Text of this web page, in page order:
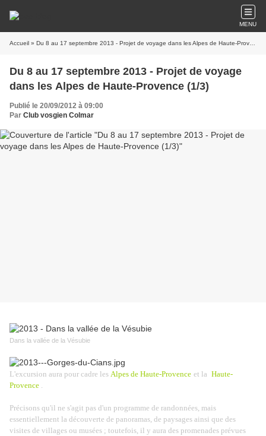
MENU
Accueil » Du 8 au 17 septembre 2013 - Projet de voyage dans les Alpes de Haute-Provence (1/3)
Du 8 au 17 septembre 2013 - Projet de voyage
dans les Alpes de Haute-Provence (1/3)
Publié le 20/09/2012 à 09:00
Par Club vosgien Colmar
Dans la vallée de la Vésubie
L'excursion aura pour cadre les Alpes de Haute-Provence et la Haute-
Provence .
Précisons qu'il ne s'agit pas d'un programme de randonnées, mais
essentiellement la découverte de panoramas, de paysages ainsi que des
visites de villages ou musées ; toutefois, il y aura des promenades prévues